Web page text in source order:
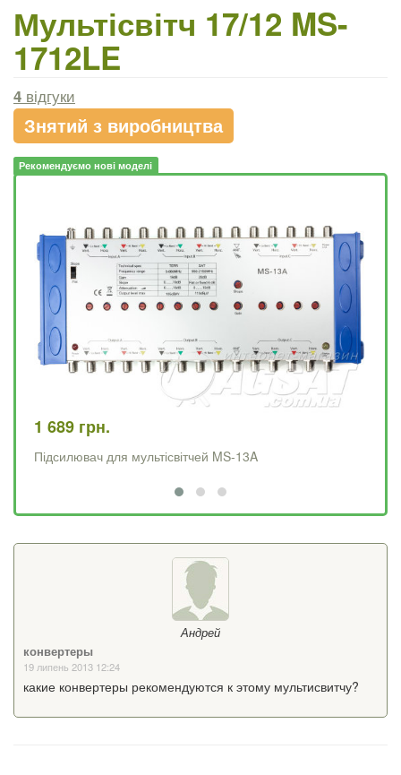
Мультісвітч 17/12 MS-
1712LE
4 відгуки
Знятий з виробництва
Рекомендуємо нові моделі
1 689 грн.
Підсилювач для мультісвітчей MS-13A
Андрей
конвертеры
19 липень 2013 12:24
какие конвертеры рекомендуются к этому мультисвитчу?